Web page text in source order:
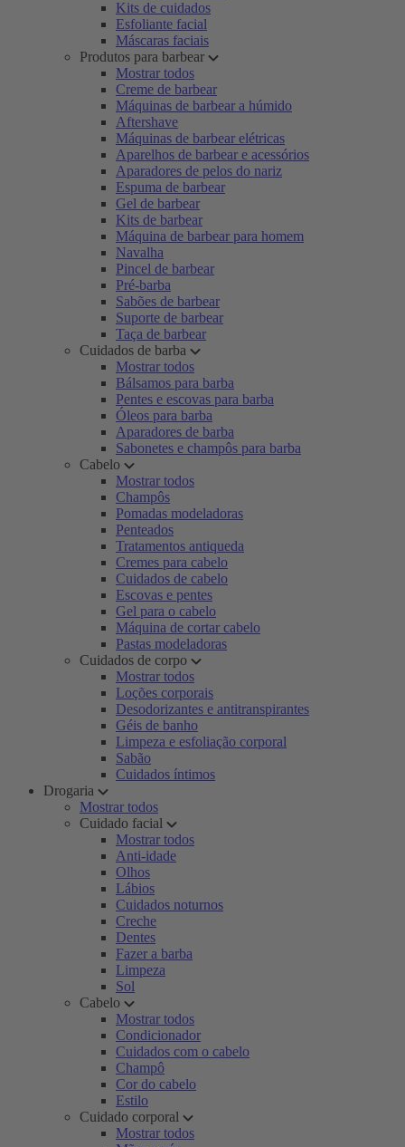
Kits de cuidados
Esfoliante facial
Máscaras faciais
Produtos para barbear
Mostrar todos
Creme de barbear
Máquinas de barbear a húmido
Aftershave
Máquinas de barbear elétricas
Aparelhos de barbear e acessórios
Aparadores de pelos do nariz
Espuma de barbear
Gel de barbear
Kits de barbear
Máquina de barbear para homem
Navalha
Pincel de barbear
Pré-barba
Sabões de barbear
Suporte de barbear
Taça de barbear
Cuidados de barba
Mostrar todos
Bálsamos para barba
Pentes e escovas para barba
Óleos para barba
Aparadores de barba
Sabonetes e champôs para barba
Cabelo
Mostrar todos
Champôs
Pomadas modeladoras
Penteados
Tratamentos antiqueda
Cremes para cabelo
Cuidados de cabelo
Escovas e pentes
Gel para o cabelo
Máquina de cortar cabelo
Pastas modeladoras
Cuidados de corpo
Mostrar todos
Loções corporais
Desodorizantes e antitranspirantes
Géis de banho
Limpeza e esfoliação corporal
Sabão
Cuidados íntimos
Drogaria
Mostrar todos
Cuidado facial
Mostrar todos
Anti-idade
Olhos
Lábios
Cuidados noturnos
Creche
Dentes
Fazer a barba
Limpeza
Sol
Cabelo
Mostrar todos
Condicionador
Cuidados com o cabelo
Champô
Cor do cabelo
Estilo
Cuidado corporal
Mostrar todos